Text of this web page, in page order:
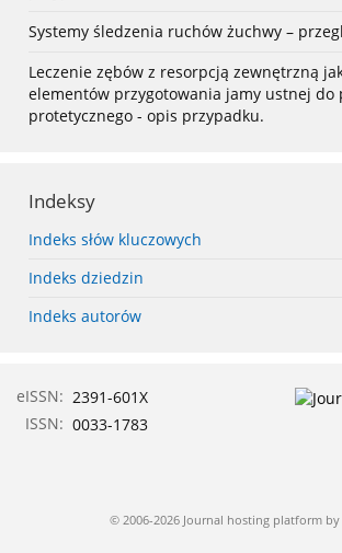
Systemy śledzenia ruchów żuchwy –
Leczenie zębów z resorpcją zewnętrzną
elementów przygotowania jamy ustnej do
protetycznego - opis przypadku.
Indeksy
Indeks słów kluczowych
Indeks dziedzin
Indeks autorów
eISSN: 2391-601X
ISSN: 0033-1783
© 2006-2026 Journal hosting platform by